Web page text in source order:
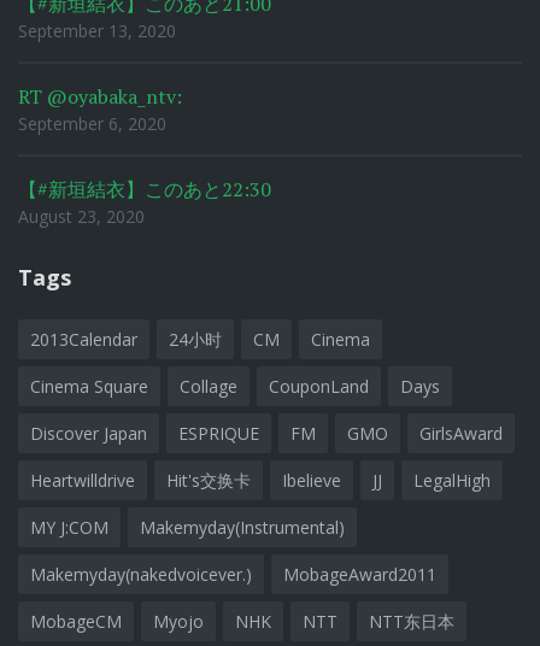
September 13, 2020
RT @oyabaka_ntv:
September 6, 2020
【#新垣結衣】このあと22:30
August 23, 2020
Tags
2013Calendar 24小时 CM Cinema
Cinema Square Collage CouponLand Days
Discover Japan ESPRIQUE FM GMO GirlsAward
Heartwilldrive Hit's交换卡 Ibelieve JJ LegalHigh
MY J:COM Makemyday(Instrumental)
Makemyday(nakedvoicever.) MobageAward2011
MobageCM Myojo NHK NTT NTT东日本